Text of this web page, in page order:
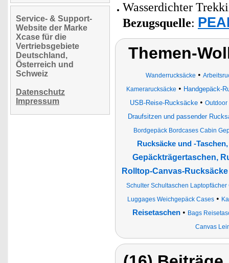
Service- & Support-
Website der Marke
Xcase für die
Vertriebsgebiete
Deutschland,
Österreich und
Schweiz
Datenschutz
Impressum
Wasserdichter
Bezugsquelle:
Themen-
Wanderrucksäcke •
Kamerarucksäcke • Handgepäck-
USB-Reise-Rucksäcke• Outdoor
Draufsitzen und passender
Bordgepäck Bordcases Cabin
Rucksäcke und -
Gepäckträgertaschen,
Rolltop-Canvas-
Schulter Schultaschen Laptopfächer
Luggages Weichgepäck Cases •
Reisetaschen• Bags
Canvas